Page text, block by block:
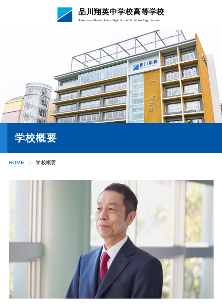
品川翔英中学校高等学校
Shinagawa Shouei Junior High School & Senior High School
学校概要
HOME 学校概要